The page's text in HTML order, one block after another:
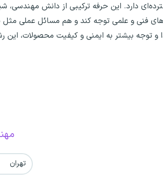
دارد. این حرفه ترکیبی از دانش
فنی و علمی توجه کند و هم مسائل عملی
و توجه بیشتر به ایمنی و کیفیت محصولات،
تهران